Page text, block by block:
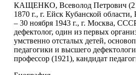
КАЩЕНКО, Всеволод Петрович (21
1870 г., г. Ейск Кубанской
– 30 ноября 1943 г., г. Москва,
дефектолог, один из первых
умственно отсталых детей,
педагогики и высшего
профессор (1921), кандидат